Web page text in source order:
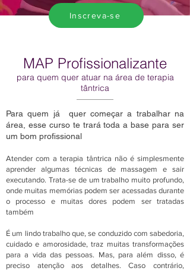
Inscreva-se
MAP Profissionalizante
para quem quer atuar na área de terapia
tântrica
Para quem já quer começar a trabalhar na
área, esse curso te trará toda a base para ser
um bom profissional
Atender com a terapia tântrica não é simplesmente
aprender algumas técnicas de massagem e sair
executando. Trata-se de um trabalho muito profundo,
onde muitas memórias podem ser acessadas durante
o processo e muitas dores podem ser tratadas
também
É um lindo trabalho que, se conduzido com sabedoria,
cuidado e amorosidade, traz muitas transformações
para a vida das pessoas. Mas, para além disso, é
preciso atenção aos detalhes. Caso contrário,